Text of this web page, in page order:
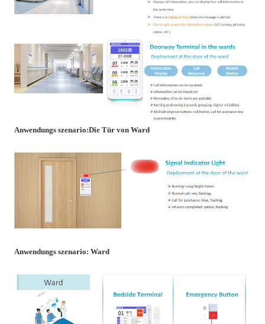
Anwendungs szenario:Die Tür von Ward
Anwendungs szenario: Ward